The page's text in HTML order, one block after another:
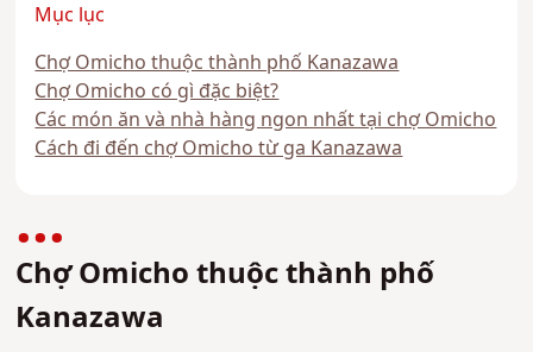
Mục lục
Chợ Omicho thuộc thành phố Kanazawa
Chợ Omicho có gì đặc biệt?
Các món ăn và nhà hàng ngon nhất tại chợ Omicho
Cách đi đến chợ Omicho từ ga Kanazawa
Chợ Omicho thuộc thành phố
Kanazawa